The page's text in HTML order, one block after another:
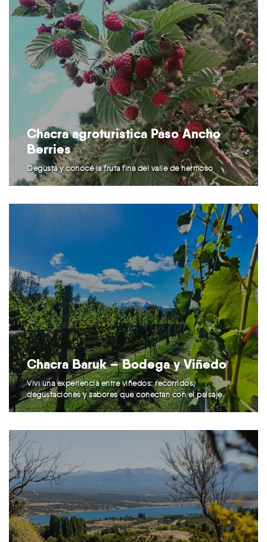
Chacra agroturistica Paso Ancho
Berries
Degustá y conocé la fruta fina del valle de hermoso
Chacra Baruk – Bodega y Viñedo
Viví una experiencia entre viñedos: recorridos,
degustaciones y sabores que conectan con el paisaje.